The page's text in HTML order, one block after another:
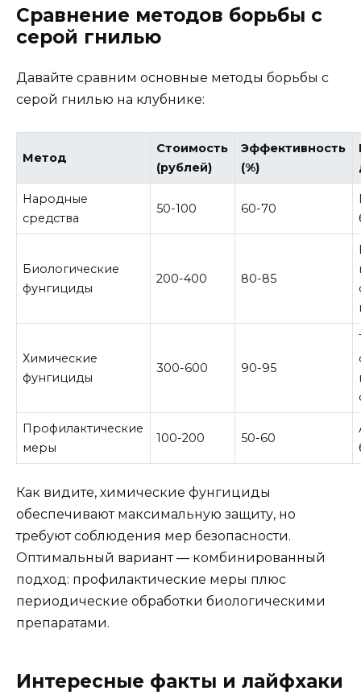
Сравнение методов борьбы с
серой гнилью
Давайте сравним основные методы борьбы с
серой гнилью на клубнике:
Метод
Стоимость
(рублей)
Эффективность
(%)
Народные
средства
50-100 60-70
Биологические
фунгициды
200-400 80-85
Химические
фунгициды
300-600 90-95
Профилактические
меры
100-200 50-60
Как видите, химические фунгициды
обеспечивают максимальную защиту, но
требуют соблюдения мер безопасности.
Оптимальный вариант — комбинированный
подход: профилактические меры плюс
периодические обработки биологическими
препаратами.
Интересные факты и лайфхаки